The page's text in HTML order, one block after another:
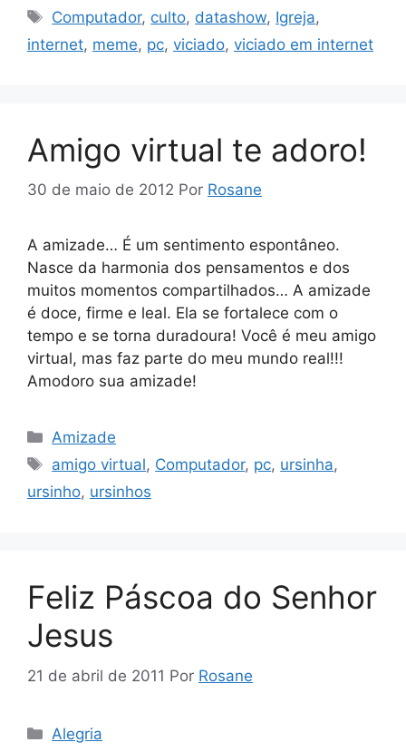
Tags
Computador, culto, datashow, Igreja,
internet, meme, pc, viciado, viciado em internet
Amigo virtual te adoro!
30 de maio de 2012 Por Rosane
A amizade… É um sentimento espontâneo.
Nasce da harmonia dos pensamentos e dos
muitos momentos compartilhados… A amizade
é doce, firme e leal. Ela se fortalece com o
tempo e se torna duradoura! Você é meu amigo
virtual, mas faz parte do meu mundo real!!!
Amodoro sua amizade!
Categorias
Amizade
Tags
amigo virtual, Computador, pc, ursinha,
ursinho, ursinhos
Feliz Páscoa do Senhor
Jesus
21 de abril de 2011 Por Rosane
Categorias
Alegria